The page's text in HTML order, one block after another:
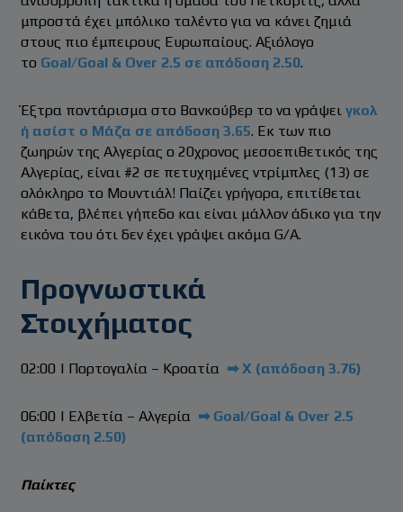
μπροστά έχει μπόλικο ταλέντο για να κάνει ζημιά
στους πιο έμπειρους Ευρωπαίους. Αξιόλογο
το Goal/Goal & Over 2.5 σε απόδοση 2.50.
Έξτρα ποντάρισμα στο Βανκούβερ το να γράψει γκολ
ή ασίστ ο Μάζα σε απόδοση 3.65. Εκ των πιο
ζωηρών της Αλγερίας ο 20χρονος μεσοεπιθετικός της
Αλγερίας, είναι #2 σε πετυχημένες ντρίμπλες (13) σε
ολόκληρο το Μουντιάλ! Παίζει γρήγορα, επιτίθεται
κάθετα, βλέπει γήπεδο και είναι μάλλον άδικο για την
εικόνα του ότι δεν έχει γράψει ακόμα G/A.
Προγνωστικά
Στοιχήματος
02:00 | Πορτογαλία – Κροατία ➡ Χ (απόδοση 3.76)
06:00 | Ελβετία – Αλγερία ➡ Goal/Goal & Over 2.5
(απόδοση 2.50)
Παίκτες